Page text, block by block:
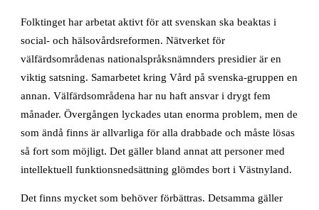
Folktinget har arbetat aktivt för att svenskan ska beaktas i
social- och hälsovårdsreformen. Nätverket för
välfärdsområdenas nationalspråksnämnders presidier är en
viktig satsning. Samarbetet kring Vård på svenska-gruppen en
annan. Välfärdsområdena har nu haft ansvar i drygt fem
månader. Övergången lyckades utan enorma problem, men de
som ändå finns är allvarliga för alla drabbade och måste lösas
så fort som möjligt. Det gäller bland annat att personer med
intellektuell funktionsnedsättning glömdes bort i Västnyland.
Det finns mycket som behöver förbättras. Detsamma gäller